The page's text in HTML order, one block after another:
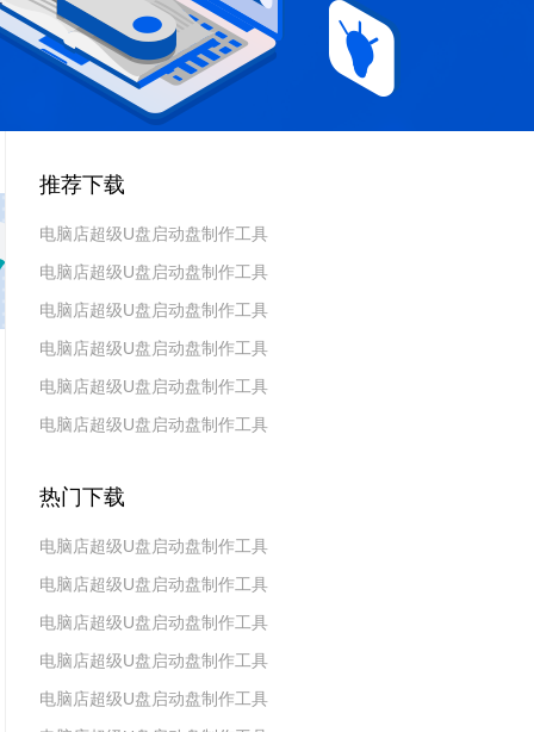
推荐下载
电脑店超级U盘启动盘制作工具
v7.5_2606
电脑店超级U盘启动盘制作工具
v7.5_2604
电脑店超级U盘启动盘制作工具
v7.5_2602
电脑店超级U盘启动盘制作工具
v7.5_2511
电脑店超级U盘启动盘制作工具
v7.5_2509
电脑店超级U盘启动盘制作工具
热门下载
电脑店超级U盘启动盘制作工具
v7.5_2606
电脑店超级U盘启动盘制作工具
v7.5_2604
电脑店超级U盘启动盘制作工具
v7.5_2602
电脑店超级U盘启动盘制作工具
v7.5 2019(天蓬元帅版)
电脑店超级U盘启动盘制作工具